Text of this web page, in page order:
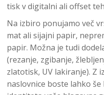
tisk v digitalni ali offset
Na izbiro ponujamo več
mat ali sijajni papir,
papir. Možna je tudi
(rezanje, zgibanje,
zlatotisk, UV lakiranje). Z
naslovnice boste lahko